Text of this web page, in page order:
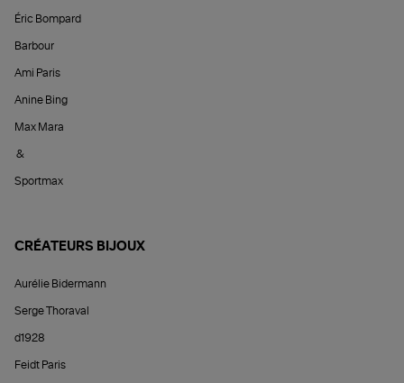
Éric Bompard
Barbour
Ami Paris
Anine Bing
Max Mara
&
Sportmax
CRÉATEURS BIJOUX
Aurélie Bidermann
Serge Thoraval
d1928
Feidt Paris